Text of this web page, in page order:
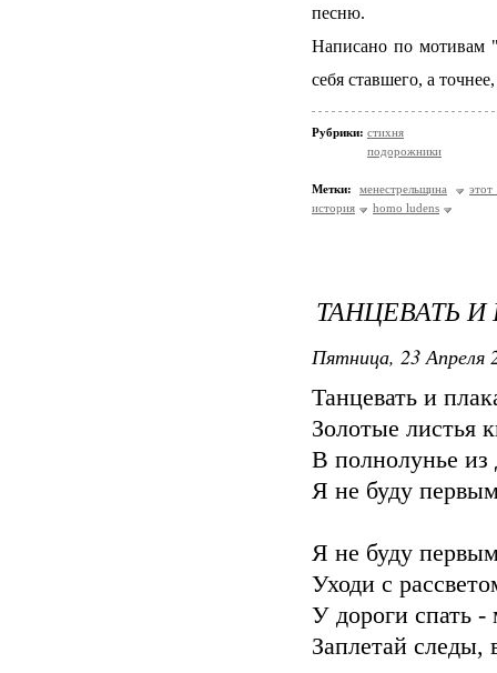
песню.
Написано по мотивам
себя ставшего, а
Рубрики: стихня
подорожники
Метки: менестрельщина
история
homo ludens
ТАНЦЕВАТЬ
Пятница, 23 Апреля
Танцевать и
Золотые листья
В полнолунье
Я не буду
Я не буду
Уходи с
У дороги спать -
Заплетай следы,